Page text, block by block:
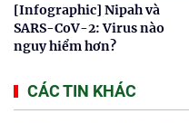
[Infographic] Nipah và
SARS-CoV-2: Virus nào
nguy hiểm hơn?
CÁC TIN KHÁC